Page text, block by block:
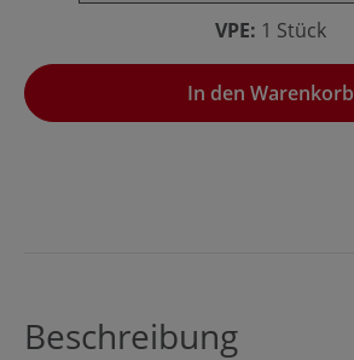
VPE: 1 Stück
In den Warenkorb
Beschreibung